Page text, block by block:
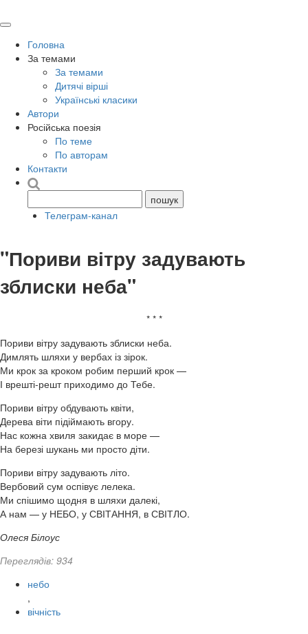
Головна
За темами
За темами
Дитячі вірші
Українські класики
Автори
Російська поезія
По теме
По авторам
Контакти
Телеграм-канал
"Пориви вітру задувають
зблиски неба"
* * *
Пориви вітру задувають зблиски неба.
Димлять шляхи у вербах із зірок.
Ми крок за кроком робим перший крок —
І врешті-решт приходимо до Тебе.
Пориви вітру обдувають квіти,
Дерева віти підіймають вгору.
Нас кожна хвиля закидає в море —
На березі шукань ми просто діти.
Пориви вітру задувають літо.
Вербовий сум оспівує лелека.
Ми спішимо щодня в шляхи далекі,
А нам — у НЕБО, у СВІТАННЯ, в СВІТЛО.
Олеся Білоус
Переглядів: 934
небо
,
вічність